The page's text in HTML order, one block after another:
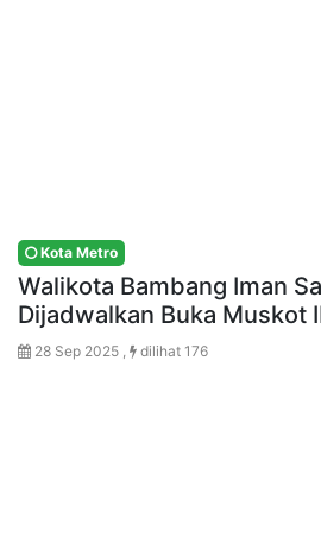
Kota Metro
Walikota Bambang Iman
Dijadwalkan Buka Muskot
28 Sep 2025 , dilihat 176